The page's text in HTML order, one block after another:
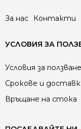
За нас Контакти
УСЛОВИЯ ЗА
Условия за ползване
Срокове и
Връщане на стока